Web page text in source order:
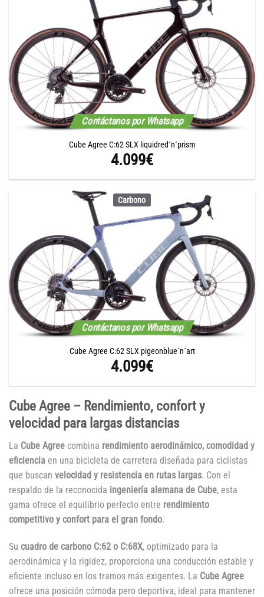
Contáctanos por Whatsapp
Cube Agree C:62 SLX liquidred´n´prism
4.099€
Carbono
Contáctanos por Whatsapp
Cube Agree C:62 SLX pigeonblue´n´art
4.099€
Cube Agree – Rendimiento, confort y
velocidad para largas distancias
La Cube Agree combina rendimiento aerodinámico, comodidad y
eficiencia en una bicicleta de carretera diseñada para ciclistas
que buscan velocidad y resistencia en rutas largas. Con el
respaldo de la reconocida ingeniería alemana de Cube, esta
gama ofrece el equilibrio perfecto entre rendimiento
competitivo y confort para el gran fondo.
Su cuadro de carbono C:62 o C:68X, optimizado para la
aerodinámica y la rigidez, proporciona una conducción estable y
eficiente incluso en los tramos más exigentes. La Cube Agree
ofrece una posición cómoda pero deportiva, ideal para mantener